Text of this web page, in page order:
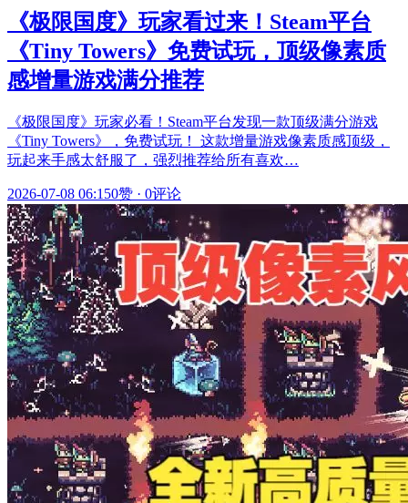
《极限国度》玩家看过来！Steam平台
《Tiny Towers》免费试玩，顶级像素质
感增量游戏满分推荐
《极限国度》玩家必看！Steam平台发现一款顶级满分游戏
《Tiny Towers》，免费试玩！ 这款增量游戏像素质感顶级，
玩起来手感太舒服了，强烈推荐给所有喜欢…
2026-07-08 06:150赞 · 0评论